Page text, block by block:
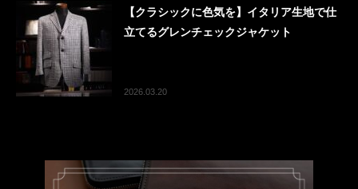
【クラシックに色気を】イタリア生地で仕
立てるグレンチェックジャケット
2026.03.20